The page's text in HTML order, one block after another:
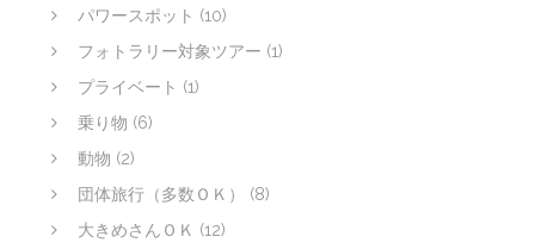
パワースポット (10)
フォトラリー対象ツアー (1)
プライベート (1)
乗り物 (6)
動物 (2)
団体旅行（多数ＯＫ）
(8)
大きめさんＯＫ (12)